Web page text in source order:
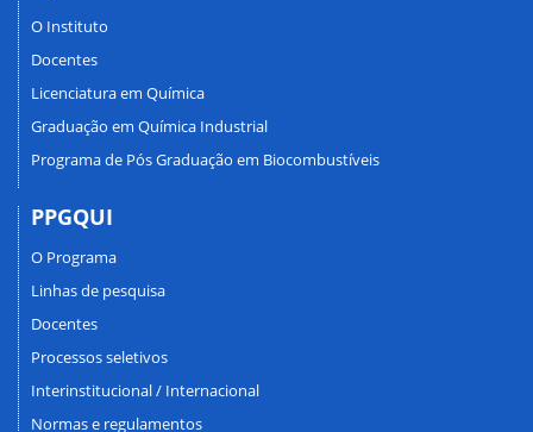
O Instituto
Docentes
Licenciatura em Química
Graduação em Química Industrial
Programa de Pós Graduação em Biocombustíveis
PPGQUI
O Programa
Linhas de pesquisa
Docentes
Processos seletivos
Interinstitucional / Internacional
Normas e regulamentos